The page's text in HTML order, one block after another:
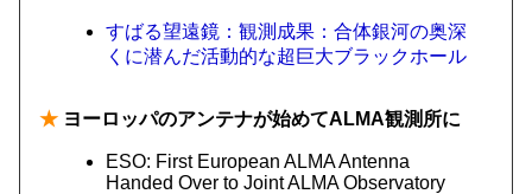
すばる望遠鏡：観測成果：合体銀河の奥深
くに潜んだ活動的な超巨大ブラックホール
★ ヨーロッパのアンテナが始めてALMA観測所に
ESO: First European ALMA Antenna
Handed Over to Joint ALMA Observatory